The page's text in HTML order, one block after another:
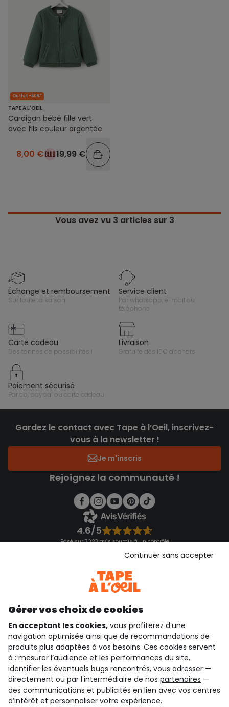
Outlet -60%*
TAPE A L'OEIL
Cardigan bébé fille vert
avec fils couleur argentée
8,00 € 19,99 €
Vous avez vu 3 articles sur 3
échange et remboursement
sur toute la saison
service client
par whatsapp, e-mail ou
téléphone
carte cadeau
des tonnes de possibilités !
livraison
gratuite dès 10€ d'achats
paiement sécurisé
par cb, paypal ou carte cadeau
Gardez le contact avec Tape à l’Oeil, inscrivez-
vous à la newsletter !
Je m'inscris
Rejoignez la communauté !
4.6/5
Basé sur 7 323 avis soumis à un contrôle
Consulter les CGU
qui sommes-nous ?
besoin d'aide ?
le club fidélité
Gérer vos choix de cookies
En acceptant les cookies, vous profiterez d’une
navigation optimisée ainsi que de recommandations de
produits plus adaptées à vos besoins. Ces cookies servent
à : mesurer l’audience et les performances du site,
identifier les éventuels bugs rencontrés, vous adresser —
directement ou par l’intermédiaire de nos partenaires —
des communications et publicités en lien avec vos centres
d’intérêt et personnaliser votre expérience.
Continuer sans accepter